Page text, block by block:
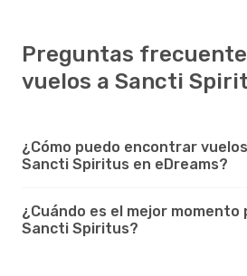
Preguntas
vuelos a Sancti
¿Cómo puedo encontrar
Sancti Spiritus en eDreams?
¿Cuándo es el mejor momento
Sancti Spiritus?